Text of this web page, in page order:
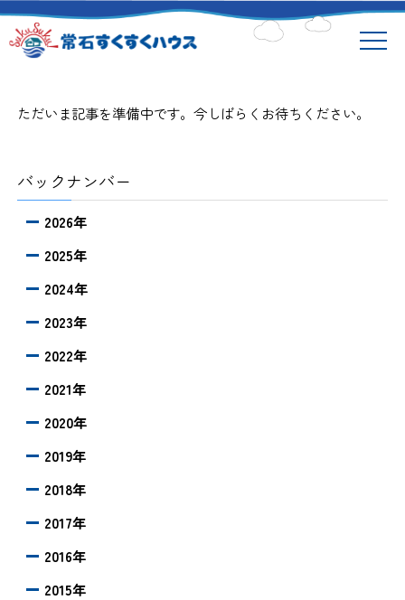
ただいま記事を準備中です。今しばらくお待ちください。
バックナンバー
2026年
2025年
2024年
2023年
2022年
2021年
2020年
2019年
2018年
2017年
2016年
2015年